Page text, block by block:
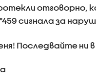
отговорно,
сигнала за
Последвайте ни в